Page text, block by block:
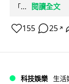
「...
閱讀全文
155 25 ↗
科技娛樂 生活